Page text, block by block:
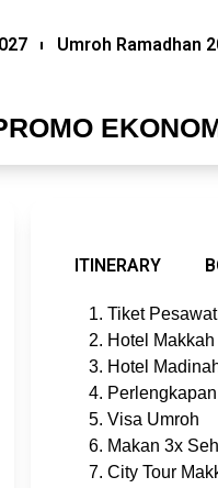
Umroh Ramadhan
ITINERARY
Tiket
Hotel Makkah
Hotel
Visa Umroh
Makan 3x
City Tour